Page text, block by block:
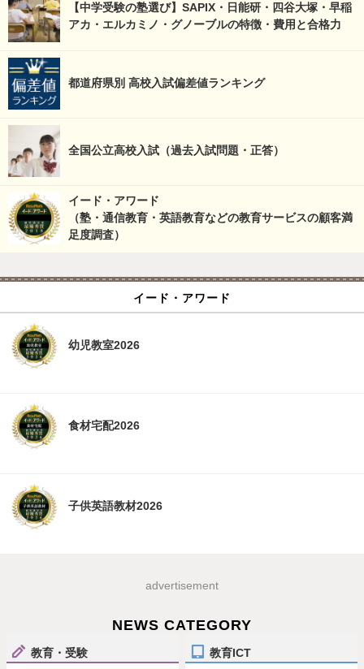
【中学受験の塾選び】SAPIX・日能研・四谷大塚・早稲
アカ・エルカミノ・グノーブルの特徴・費用と合格力
都道府県別 高校入試偏差値ランキング
全国公立高校入試（過去入試問題・正答）
イード・アワード
（塾・通信教育・英語教育などの教育サービスの顧客満
足度調査）
イード・アワード
幼児教室2026
食材宅配2026
子供英語教材2026
advertisement
NEWS CATEGORY
教育・受験 教育ICT